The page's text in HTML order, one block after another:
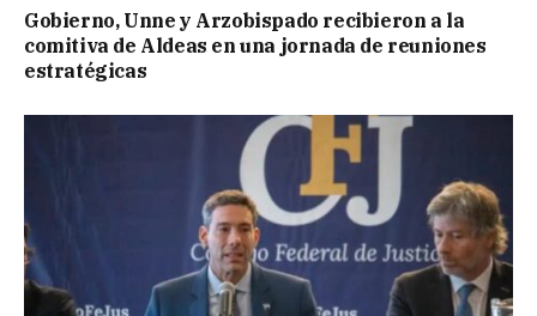
Gobierno, Unne y Arzobispado recibieron a la
comitiva de Aldeas en una jornada de reuniones
estratégicas